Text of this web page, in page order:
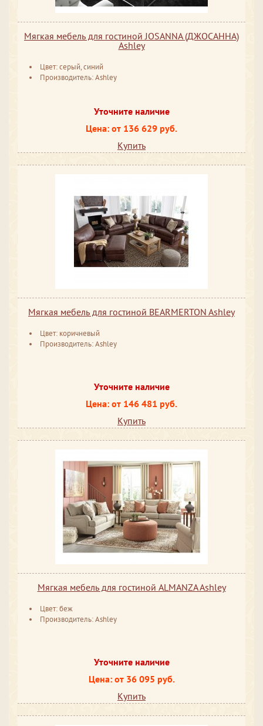
Мягкая мебель для гостиной JOSANNA (ДЖОСАННА)
Ashley
Цвет: серый, синий
Производитель: Ashley
Уточните наличие
Цена: от 136 629 руб.
Купить
Мягкая мебель для гостиной BEARMERTON Ashley
Цвет: коричневый
Производитель: Ashley
Уточните наличие
Цена: от 146 481 руб.
Купить
Мягкая мебель для гостиной ALMANZA Ashley
Цвет: беж
Производитель: Ashley
Уточните наличие
Цена: от 36 095 руб.
Купить